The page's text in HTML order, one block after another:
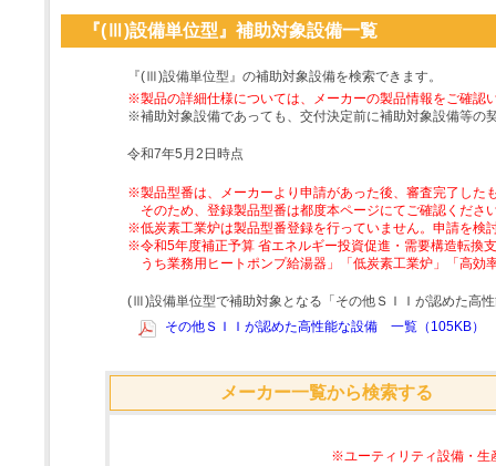
『(Ⅲ)設備単位型』補助対象設備一覧
『(Ⅲ)設備単位型』の補助対象設備を検索できます。
※製品の詳細仕様については、メーカーの製品情報をご確認
※補助対象設備であっても、交付決定前に補助対象設備等の
令和7年5月2日時点
※製品型番は、メーカーより申請があった後、審査完了した
そのため、登録製品型番は都度本ページにてご確認くださ
※低炭素工業炉は製品型番登録を行っていません。申請を検
※令和5年度補正予算 省エネルギー投資促進・需要構造転換
うち業務用ヒートポンプ給湯器」「低炭素工業炉」「高
(Ⅲ)設備単位型で補助対象となる「その他ＳＩＩが認めた高
その他ＳＩＩが認めた高性能な設備 一覧（105KB）
メーカー一覧から検索する
※ユーティリティ設備・生